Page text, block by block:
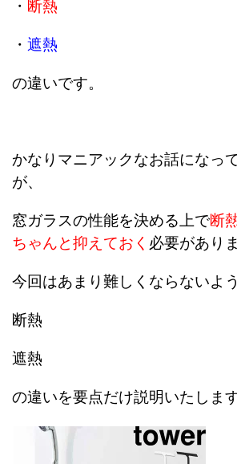
・ 断熱
・ 遮熱
の違いです。
かなりマニアックなお話になっ
が、
窓ガラスの性能を決める上で断
ちゃんと抑えておく 必要があり
今回はあまり難しくならないよう
断熱
遮熱
の違いを要点だけ説明いたしま